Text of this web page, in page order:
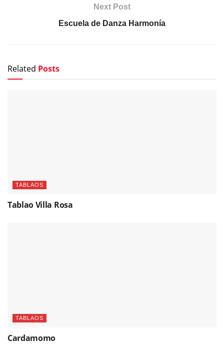
Next Post
Escuela de Danza Harmonía
Related Posts
TABLAOS
Tablao Villa Rosa
TABLAOS
Cardamomo